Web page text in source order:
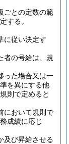
ごとの定数の範
する。
に従い決定す
者の号給は、規
った場合又は一
を異にする他
則で定めると
において規則で
成績に応じ
及び昇給させる